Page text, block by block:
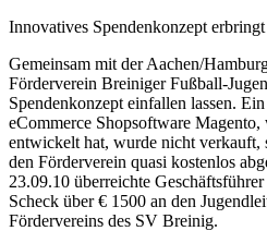
Innovatives Spendenkonzept
Gemeinsam mit der Aachen/
Förderverein Breiniger Fußball-
Spendenkonzept einfallen lassen.
eCommerce Shopsoftware
entwickelt hat, wurde nicht verkauft,
den Förderverein quasi kostenlos
23.09.10 überreichte
Scheck über € 1500 an den
Fördervereins des SV Breinig.